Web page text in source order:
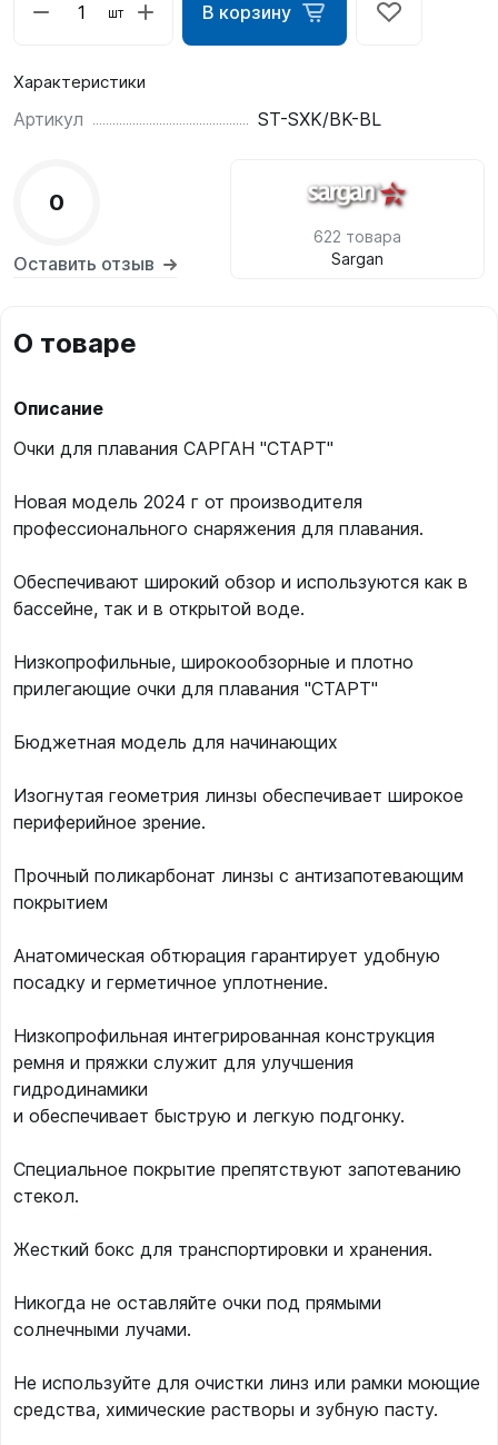
шт В корзину
Характеристики
Артикул ST-SXK/BK-BL
0
Оставить отзыв
622 товара
Sargan
О товаре
Описание
Очки для плавания САРГАН "СТАРТ"
Новая модель 2024 г от производителя
профессионального снаряжения для плавания.
Обеспечивают широкий обзор и используются как в
бассейне, так и в открытой воде.
Низкопрофильные, широкообзорные и плотно
прилегающие очки для плавания "СТАРТ"
Бюджетная модель для начинающих
Изогнутая геометрия линзы обеспечивает широкое
периферийное зрение.
Прочный поликарбонат линзы с антизапотевающим
покрытием
Анатомическая обтюрация гарантирует удобную
посадку и герметичное уплотнение.
Низкопрофильная интегрированная конструкция
ремня и пряжки служит для улучшения
гидродинамики
и обеспечивает быструю и легкую подгонку.
Специальное покрытие препятствуют запотеванию
стекол.
Жесткий бокс для транспортировки и хранения.
Никогда не оставляйте очки под прямыми
солнечными лучами.
Не используйте для очистки линз или рамки моющие
средства, химические растворы и зубную пасту.